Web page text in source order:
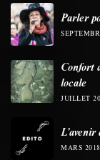
Parler
Confort
locale
JUILLET
MARS 2018